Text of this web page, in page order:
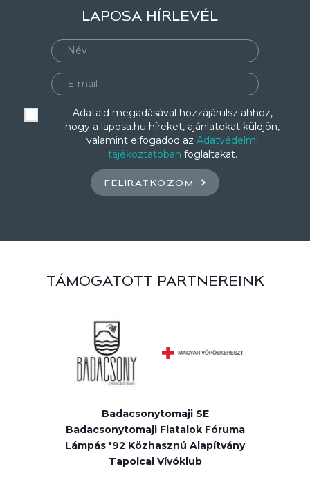
LAPOSA HÍRLEVÉL
Adataid megadásával hozzájárulsz ahhoz,
hogy a laposa.hu híreket, ajánlatokat küldjön,
valamint elfogadod az Adatvédelmi
tájékoztatóban foglaltakat.
FELIRATKOZOM
TÁMOGATOTT PARTNEREINK
Badacsonytomaji SE
Badacsonytomaji Fiatalok Fóruma
Lámpás '92 Közhasznú Alapítvány
Tapolcai Vívóklub